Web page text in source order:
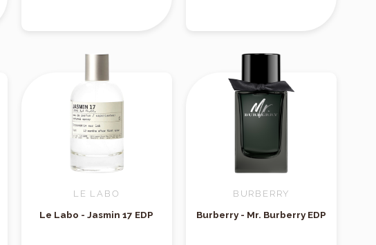
LE LABO
Le Labo - Jasmin 17 EDP
BURBERRY
Burberry - Mr. Burberry EDP